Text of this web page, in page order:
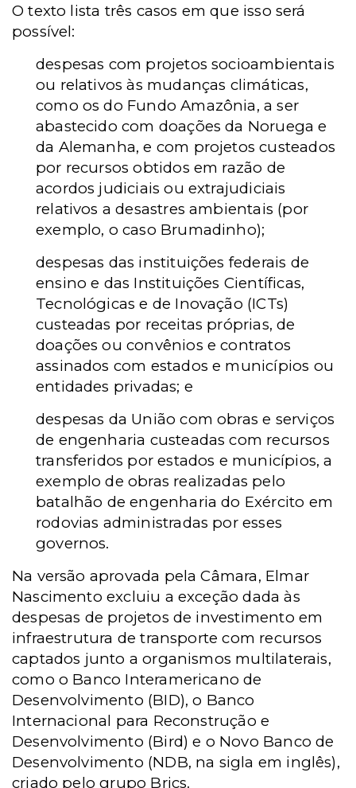
O texto lista três casos em que isso será
possível:
despesas com projetos socioambientais
ou relativos às mudanças climáticas,
como os do Fundo Amazônia, a ser
abastecido com doações da Noruega e
da Alemanha, e com projetos custeados
por recursos obtidos em razão de
acordos judiciais ou extrajudiciais
relativos a desastres ambientais (por
exemplo, o caso Brumadinho);
despesas das instituições federais de
ensino e das Instituições Científicas,
Tecnológicas e de Inovação (ICTs)
custeadas por receitas próprias, de
doações ou convênios e contratos
assinados com estados e municípios ou
entidades privadas; e
despesas da União com obras e serviços
de engenharia custeadas com recursos
transferidos por estados e municípios, a
exemplo de obras realizadas pelo
batalhão de engenharia do Exército em
rodovias administradas por esses
governos.
Na versão aprovada pela Câmara, Elmar
Nascimento excluiu a exceção dada às
despesas de projetos de investimento em
infraestrutura de transporte com recursos
captados junto a organismos multilaterais,
como o Banco Interamericano de
Desenvolvimento (BID), o Banco
Internacional para Reconstrução e
Desenvolvimento (Bird) e o Novo Banco de
Desenvolvimento (NDB, na sigla em inglês),
criado pelo grupo Brics.